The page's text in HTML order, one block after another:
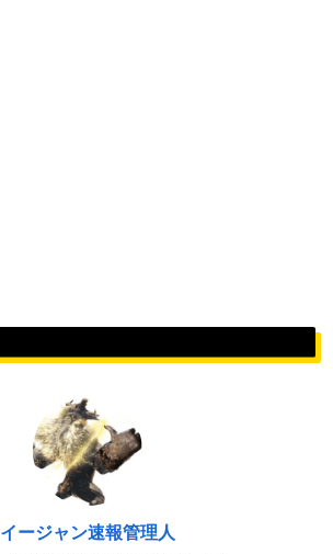
イージャン速報管理人